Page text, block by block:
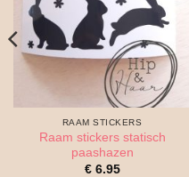
RAAM STICKERS
Raam stickers statisch
paashazen
€6.95